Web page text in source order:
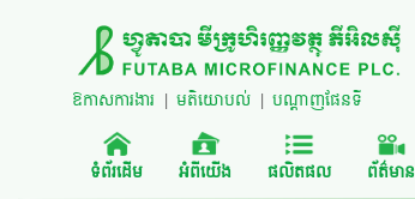
ឱកាសការងារ | មតិយោបល់ | បណ្តាញផែនទី
ទំព័រដើម អំពីយើង ផលិតផល ព័ត៌មាន